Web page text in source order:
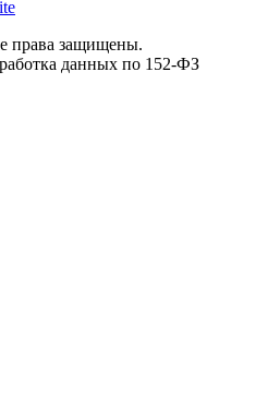
права защищены.
данных по 152-ФЗ